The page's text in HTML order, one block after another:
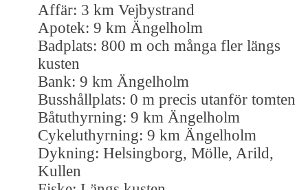
Affär: 3 km Vejbystrand
Apotek: 9 km Ängelholm
Badplats: 800 m och många fler längs
kusten
Bank: 9 km Ängelholm
Busshållplats: 0 m precis utanför tomten
Båtuthyrning: 9 km Ängelholm
Cykeluthyrning: 9 km Ängelholm
Dykning: Helsingborg, Mölle, Arild,
Kullen